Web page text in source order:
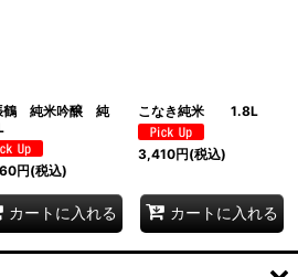
鶴 純米吟醸 純
円(税込)
カートに入れる
こなき純米 1.8L
3,410円(税込)
カートに入れる